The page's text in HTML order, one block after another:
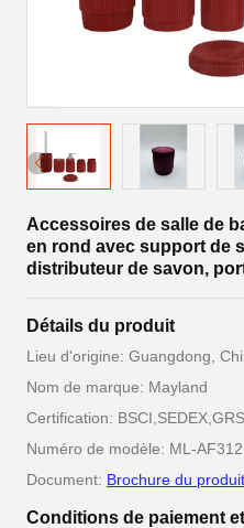
Accessoires de salle de
en rond avec support de
distributeur de savon,
Détails du produit
Lieu d'origine: Guangdong,
Nom de marque: Mayland
Certification: BSCI,SEDEX,GRS
Numéro de modèle: ML-
Document: Brochure du
Conditions de paiement